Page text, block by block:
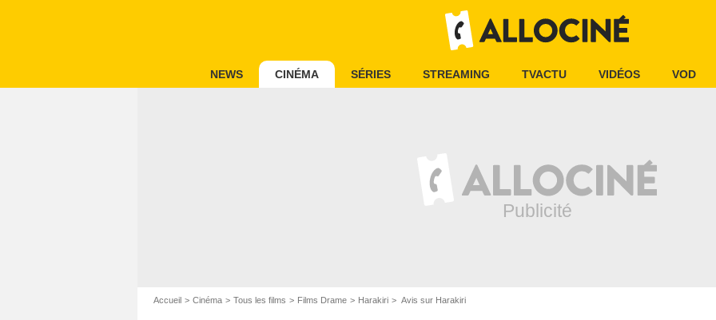
NEWS CINÉMA SÉRIES STREAMING TVACTU VIDÉOS VOD
Accueil Cinéma Tous les films Films Drame Harakiri Avis sur Harakiri